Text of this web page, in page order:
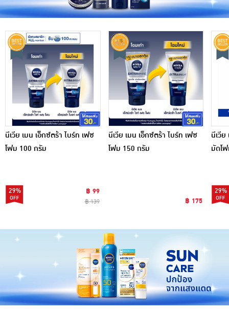
นีเวีย เมน เอ็กซ์ตร้า ไบร์ท เฟซ
โฟม 100 กรัม
29% ฿ 99
฿ 139
นีเวีย เมน เอ็กซ์ตร้า ไบร์ท เฟซ
โฟม 150 กรัม
฿ 175
นีเวี
มัดโ
29%